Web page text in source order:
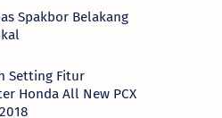
Spakbor Belakang
Setting Fitur
Honda All New PCX